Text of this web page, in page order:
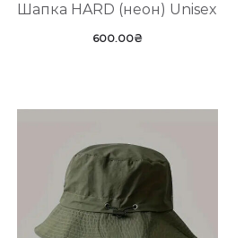
Шапка HARD (неон) Unisex
600.00₴